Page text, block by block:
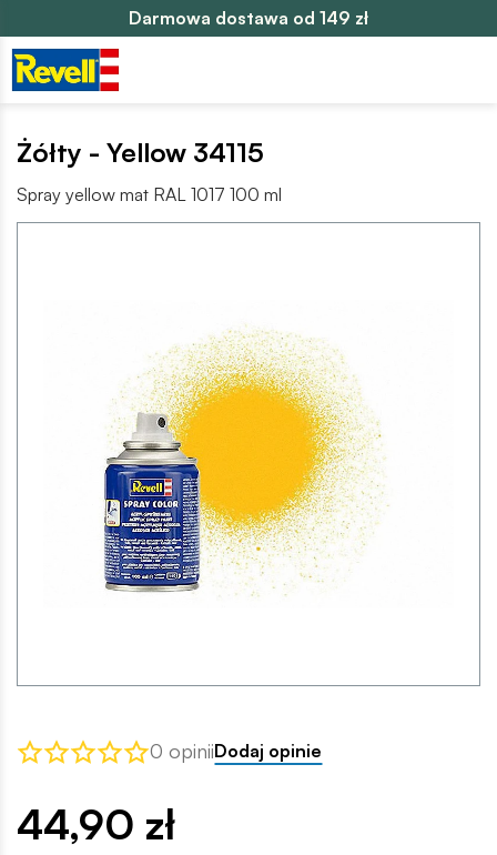
Darmowa dostawa od 149 zł
Żółty - Yellow 34115
Spray yellow mat RAL 1017 100 ml
0 opiniiDodaj opinie
44,90 zł